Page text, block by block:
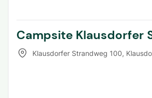
Campsite Klausdorfer
Klausdorfer Strandweg 100,